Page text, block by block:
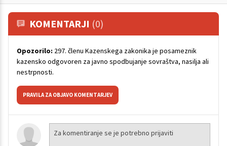
KOMENTARJI (0)
Opozorilo: 297. členu Kazenskega zakonika je posameznik
kazensko odgovoren za javno spodbujanje sovraštva, nasilja ali
nestrpnosti.
PRAVILA ZA OBJAVO KOMENTARJEV